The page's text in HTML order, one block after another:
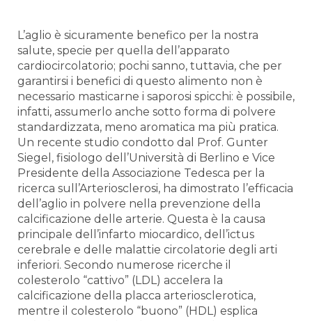
L’aglio è sicuramente benefico per la nostra
salute, specie per quella dell’apparato
cardiocircolatorio; pochi sanno, tuttavia, che per
garantirsi i benefici di questo alimento non è
necessario masticarne i saporosi spicchi: è possibile,
infatti, assumerlo anche sotto forma di polvere
standardizzata, meno aromatica ma più pratica.
Un recente studio condotto dal Prof. Gunter
Siegel, fisiologo dell’Università di Berlino e Vice
Presidente della Associazione Tedesca per la
ricerca sull’Arteriosclerosi, ha dimostrato l’efficacia
dell’aglio in polvere nella prevenzione della
calcificazione delle arterie. Questa è la causa
principale dell’infarto miocardico, dell’ictus
cerebrale e delle malattie circolatorie degli arti
inferiori. Secondo numerose ricerche il
colesterolo “cattivo” (LDL) accelera la
calcificazione della placca arteriosclerotica,
mentre il colesterolo “buono” (HDL) esplica